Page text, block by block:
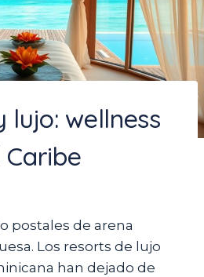
lujo: wellness
postales de arena
Los resorts de lujo
han dejado de